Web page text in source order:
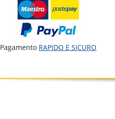
Pagamento RAPIDO E SICURO